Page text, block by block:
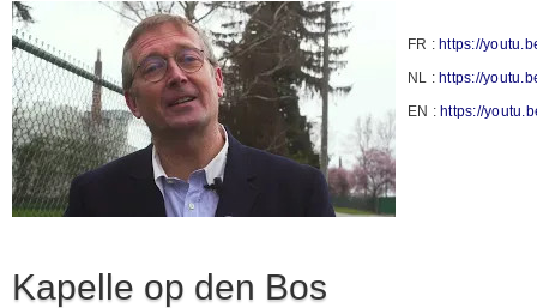
FR :https://
NL :https://
EN :https://
Kapelle op den Bos